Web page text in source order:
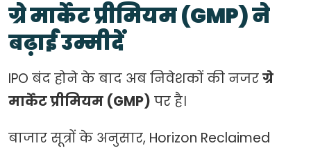
ग्रे मार्केट प्रीमियम (GMP) ने
बढ़ाई उम्मीदें
IPO बंद होने के बाद अब निवेशकों की नजरग्रे
मार्केट प्रीमियम (GMP) पर है।
बाजार सूत्रों के अनुसार, Horizon Reclaimed